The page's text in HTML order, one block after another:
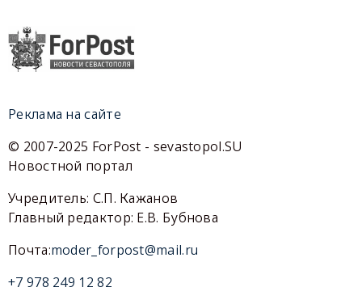
Реклама на сайте
© 2007-2025 ForPost - sevastopol.SU
Новостной портал
Учредитель: С.П. Кажанов
Главный редактор: Е.В. Бубнова
Почта:moder_forpost@mail.ru
+7 978 249 12 82